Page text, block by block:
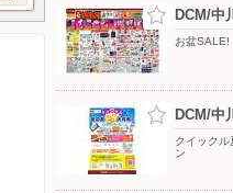
DCM/中
お盆SALE!
DCM/中
クイックル
ン